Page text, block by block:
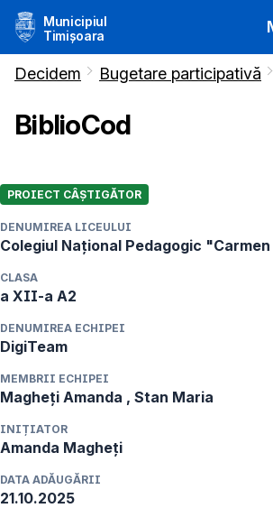
Municipiul
Timișoara
Decidem Bugetare participativă
BiblioCod
PROIECT CÂȘTIGĂTOR
DENUMIREA LICEULUI
Colegiul Național Pedagogic
CLASA
a XII-a A2
DENUMIREA ECHIPEI
DigiTeam
MEMBRII ECHIPEI
Magheți Amanda , Stan Maria
INIȚIATOR
Amanda Magheți
DATA ADĂUGĂRII
21.10.2025